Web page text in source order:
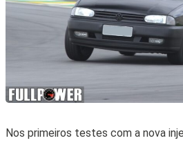
Nos primeiros testes com a nova